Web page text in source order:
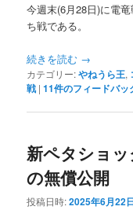
今週末(6月28日)に電
ち戦である。
続きを読む →
カテゴリー:やねうら王,
戦 |11件のフィードバッ
新ペタショ
の無償公開
投稿日時:2025年6月22